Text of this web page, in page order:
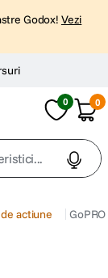
Godox! Vezi
0 0
actiune